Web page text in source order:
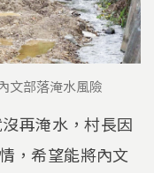
文部落淹水風險
再淹水，村長因
，希望能將內文